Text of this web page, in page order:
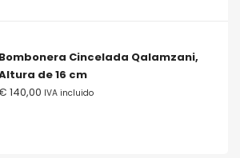
Bombonera Cincelada Qalamzani,
de 16 cm
140,00 IVA incluido